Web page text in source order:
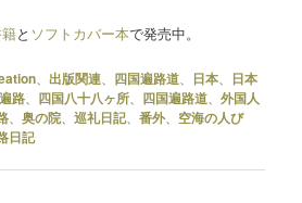
と ソフトカバー本で発売中。
、出版関連 四国遍路道 日本
日本
路 四国八十八ヶ所 四国遍路道 、外国人
、奥の院 、巡礼日記、番外、 空海の人び
日記